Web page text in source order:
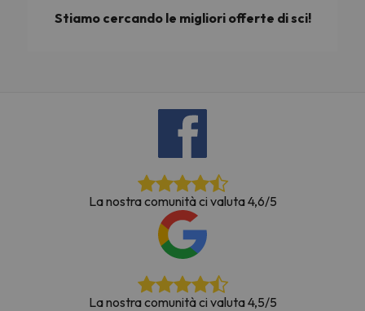
Stiamo cercando le migliori offerte di sci!
La nostra comunità ci valuta 4,6/5
La nostra comunità ci valuta 4,5/5